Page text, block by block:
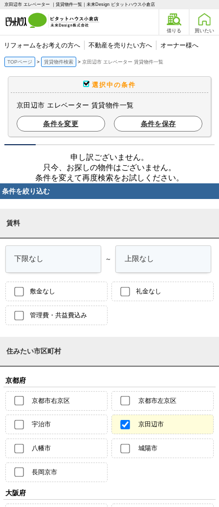
京田辺市 エレベーター ｜賃貸物件一覧｜未来Design ピタットハウス小倉店
借りる 買いたい
リフォームをお考えの方へ 不動産を売りたい方へ オーナー様へ
TOPページ 賃貸物件検索 京田辺市 エレベーター 賃貸物件一覧
選択中の条件
京田辺市 エレベーター 賃貸物件一覧
条件を変更 条件を保存
申し訳ございません。
只今、お探しの物件はございません。
条件を変えて再度検索をお試しください。
条件を絞り込む
賃料
～
敷金なし 礼金なし
管理費・共益費込み
住みたい市区町村
京都府
京都市右京区 京都市左京区
宇治市 京田辺市
八幡市 城陽市
長岡京市
大阪府